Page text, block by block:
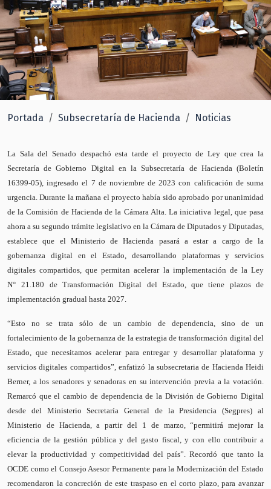
Portada Subsecretaría de Hacienda Noticias
La Sala del Senado despachó esta tarde el proyecto de Ley que crea la
Secretaría de Gobierno Digital en la Subsecretaría de Hacienda (Boletín
16399-05), ingresado el 7 de noviembre de 2023 con calificación de suma
urgencia. Durante la mañana el proyecto había sido aprobado por unanimidad
de la Comisión de Hacienda de la Cámara Alta. La iniciativa legal, que pasa
ahora a su segundo trámite legislativo en la Cámara de Diputados y Diputadas,
establece que el Ministerio de Hacienda pasará a estar a cargo de la
gobernanza digital en el Estado, desarrollando plataformas y servicios
digitales compartidos, que permitan acelerar la implementación de la Ley
N°
21.180 de Transformación Digital del Estado, que tiene plazos de
implementación gradual hasta 2027.
“Esto no se trata sólo de un cambio de dependencia, sino de un
fortalecimiento de la gobernanza de la estrategia de transformación digital del
Estado, que necesitamos acelerar para entregar y desarrollar plataforma y
servicios digitales compartidos”, enfatizó la subsecretaria de Hacienda Heidi
Berner, a los senadores y senadoras en su intervención previa a la votación.
Remarcó que el cambio de dependencia de la División de Gobierno Digital
desde del Ministerio Secretaría General de la Presidencia (Segpres) al
Ministerio de Hacienda, a partir del 1 de marzo, “permitirá mejorar la
eficiencia de la gestión pública y del gasto fiscal, y con ello contribuir a
elevar la productividad y competitividad del país”. Recordó que tanto la
OCDE como el Consejo Asesor Permanente para la Modernización del Estado
recomendaron la concreción de este traspaso en el corto plazo, para avanzar